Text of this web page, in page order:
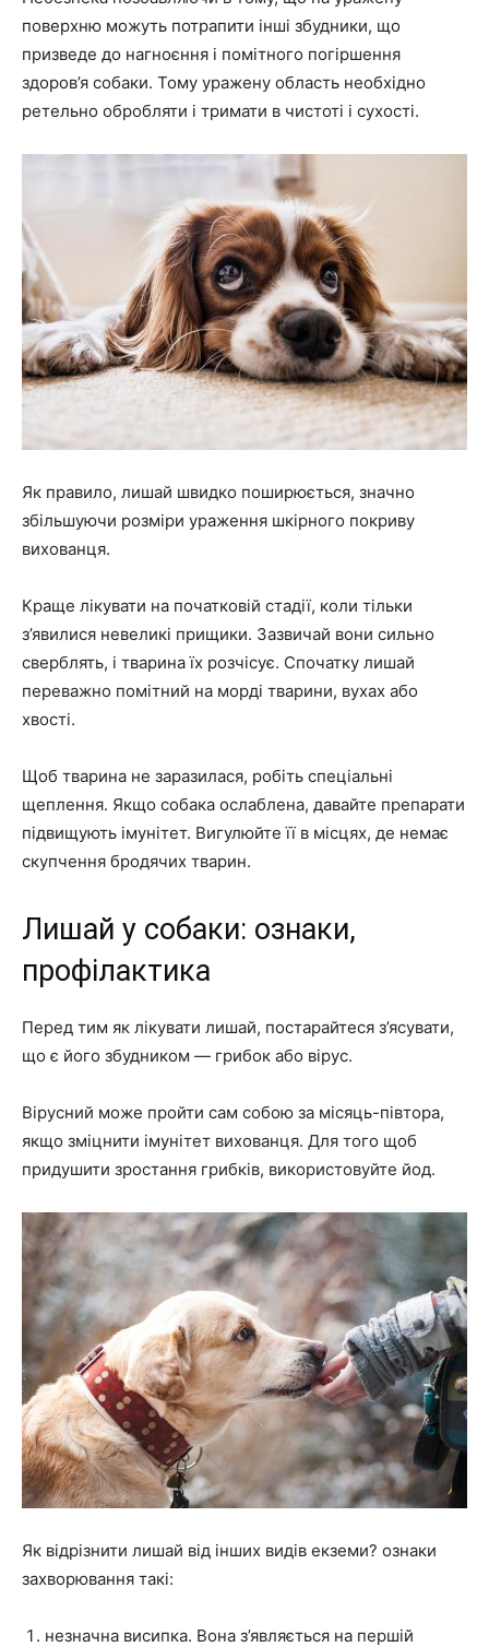
поверхню можуть потрапити інші збудники, що
призведе до нагноєння і помітного погіршення
здоров’я собаки. Тому уражену область необхідно
ретельно обробляти і тримати в чистоті і сухості.
Як правило, лишай швидко поширюється, значно
збільшуючи розміри ураження шкірного покриву
вихованця.
Краще лікувати на початковій стадії, коли тільки
з’явилися невеликі прищики. Зазвичай вони сильно
сверблять, і тварина їх розчісує. Спочатку лишай
переважно помітний на морді тварини, вухах або
хвості.
Щоб тварина не заразилася, робіть спеціальні
щеплення. Якщо собака ослаблена, давайте препарати
підвищують імунітет. Вигулюйте її в місцях, де немає
скупчення бродячих тварин.
Лишай у собаки: ознаки,
профілактика
Перед тим як лікувати лишай, постарайтеся з’ясувати,
що є його збудником — грибок або вірус.
Вірусний може пройти сам собою за місяць-півтора,
якщо зміцнити імунітет вихованця. Для того щоб
придушити зростання грибків, використовуйте йод.
Як відрізнити лишай від інших видів екземи? ознаки
захворювання такі:
незначна висипка. Вона з’являється на першій